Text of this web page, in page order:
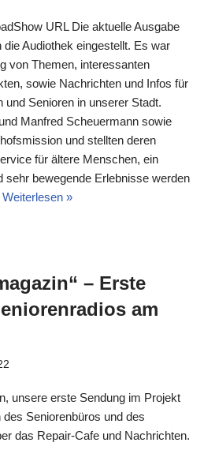
URL Die aktuelle Ausgabe
Audiothek eingestellt. Es war
von Themen, interessanten
sowie Nachrichten und Infos für
und Senioren in unserer Stadt.
Manfred Scheuermann sowie
und stellten deren
für ältere Menschen, ein
sehr bewegende Erlebnisse werden
Weiterlesen »
– Erste
am
unsere erste Sendung im Projekt
Seniorenbüros und des
das Repair-Cafe und Nachrichten.